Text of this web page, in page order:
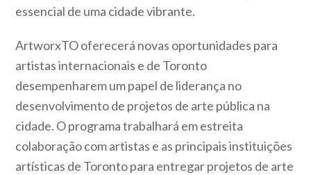
essencial de uma cidade vibrante.
ArtworxTO oferecerá novas oportunidades para
artistas internacionais e de Toronto
desempenharem um papel de liderança no
desenvolvimento de projetos de arte pública na
cidade. O programa trabalhará em estreita
colaboração com artistas e as principais instituições
artísticas de Toronto para entregar projetos de arte